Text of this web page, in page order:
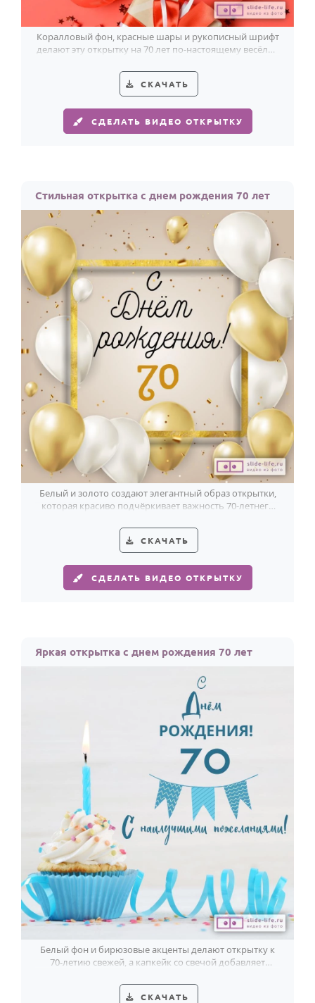
Коралловый фон, красные шары и рукописный шрифт
делают эту открытку на 70 лет по-настоящему весёлой
СКАЧАТЬ
СДЕЛАТЬ ВИДЕО ОТКРЫТКУ
Стильная открытка с днем рождения 70 лет
Белый и золото создают элегантный образ открытки,
которая красиво подчёркивает важность 70-летнего
СКАЧАТЬ
СДЕЛАТЬ ВИДЕО ОТКРЫТКУ
Яркая открытка с днем рождения 70 лет
Белый фон и бирюзовые акценты делают открытку к
70-летию свежей, а капкейк со свечой добавляет
СКАЧАТЬ